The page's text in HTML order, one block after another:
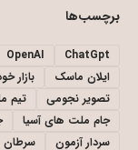
برچسب‌ها
ChatGpt
OpenAI
ایلان ماسک
بازار
تصویر نجومی
تیم
جام ملت های آسیا
سردار آزمون
سرطان